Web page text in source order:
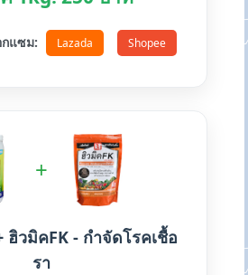
กแซม: Lazada Shopee
+
ฮิวมิคFK - กำจัดโรคเชื้อ
รา